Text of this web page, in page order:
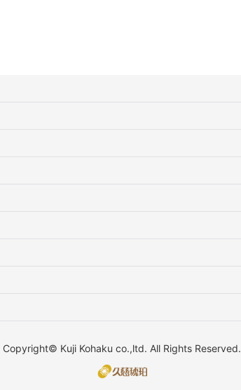
Copyright© Kuji Kohaku co.,ltd. All Rights Reserved.